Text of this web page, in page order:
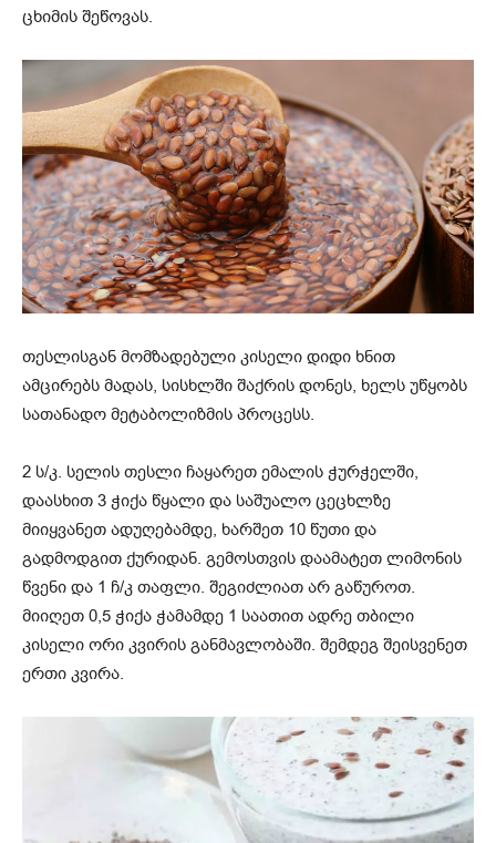
ცხიმის შეწოვას.
თესლისგან მომზადებული კისელი დიდი ხნით
ამცირებს მადას, სისხლში შაქრის დონეს, ხელს უწყობს
სათანადო მეტაბოლიზმის პროცესს.
2 ს/კ. სელის თესლი ჩაყარეთ ემალის ჭურჭელში,
დაასხით 3 ჭიქა წყალი და საშუალო ცეცხლზე
მიიყვანეთ ადუღებამდე, ხარშეთ 10 წუთი და
გადმოდგით ქურიდან. გემოსთვის დაამატეთ ლიმონის
წვენი და 1 ჩ/კ თაფლი. შეგიძლიათ არ გაწუროთ.
მიიღეთ 0,5 ჭიქა ჭამამდე 1 საათით ადრე თბილი
კისელი ორი კვირის განმავლობაში. შემდეგ შეისვენეთ
ერთი კვირა.